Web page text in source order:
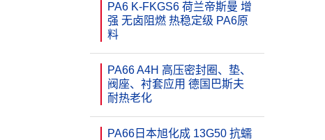
PA6 K-FKGS6 荷兰帝斯曼 增
强 无卤阻燃 热稳定级 PA6原
料
PA66 A4H 高压密封圈、垫、
阀座、衬套应用 德国巴斯夫
耐热老化
PA66日本旭化成 13G50 抗蠕